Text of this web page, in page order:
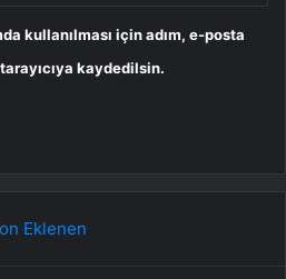
kullanılması için adım, e-posta
kaydedilsin.
Eklenen